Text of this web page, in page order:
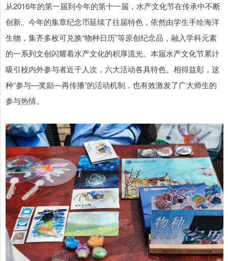
从2016年的第一届到今年的第十一届，水产文化节在传承中不断
创新。今年的集章纪念币延续了往届特色，依然由学生手绘海洋
生物，集齐多枚可兑换“物种日历”等原创纪念品，融入学科元素
的一系列文创闪耀着水产文化的积厚流光。本届水产文化节累计
吸引校内外参与者近千人次，六大活动各具特色、相得益彰，这
种“参与—奖励—再传播”的活动机制，也有效激发了广大师生的
参与热情。